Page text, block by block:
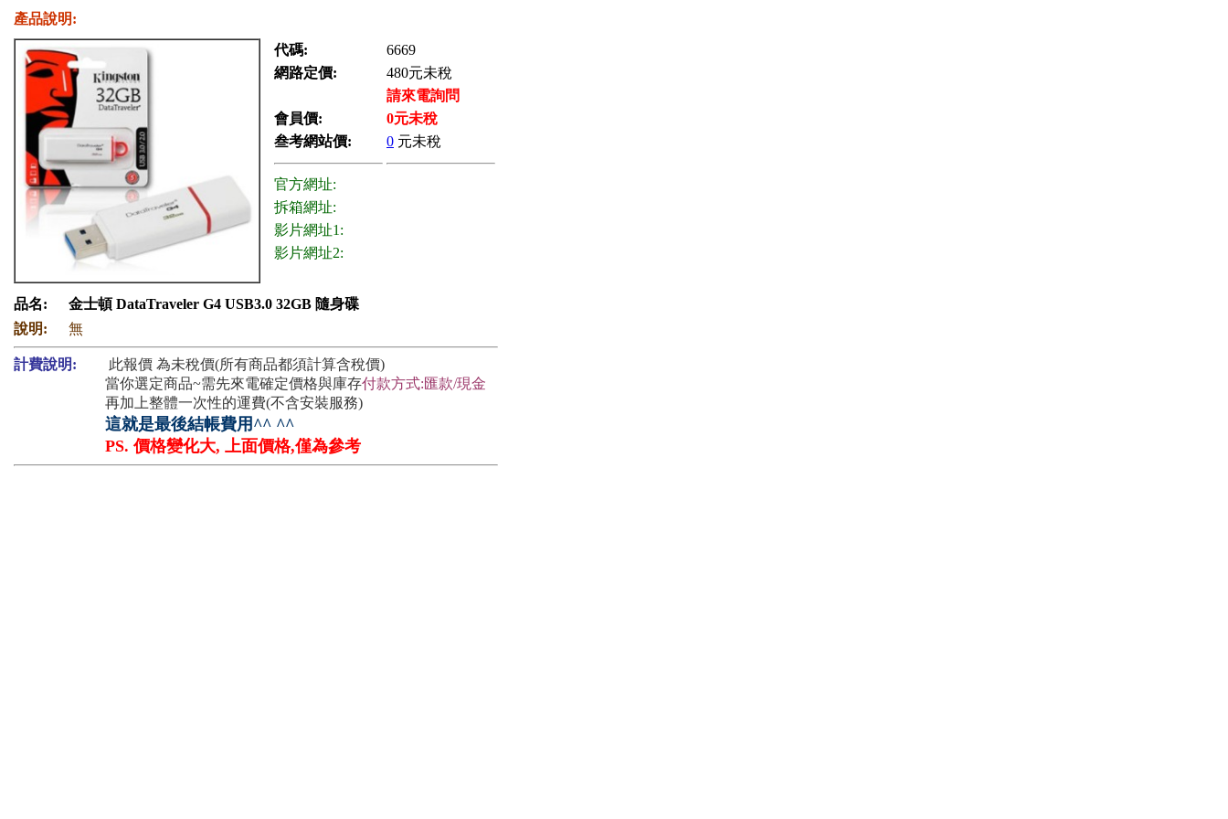
產品說明:
代碼:
6669
網路定價:
480元未稅
請來電詢問
會員價:
0元未稅
叁考網站價:
0 元未稅
官方網址:
拆箱網址:
影片網址1:
影片網址2:
品名:
金士頓 DataTraveler G4 USB3.0 32GB 隨身碟
說明:
無
計費說明:
此報價 為未稅價(所有商品都須計算含稅價)
當你選定商品~需先來電確定價格與庫存付款方式:匯款/現金
再加上整體一次性的運費(不含安裝服務)
這就是最後結帳費用^^ ^^
PS. 價格變化大, 上面價格,僅為參考